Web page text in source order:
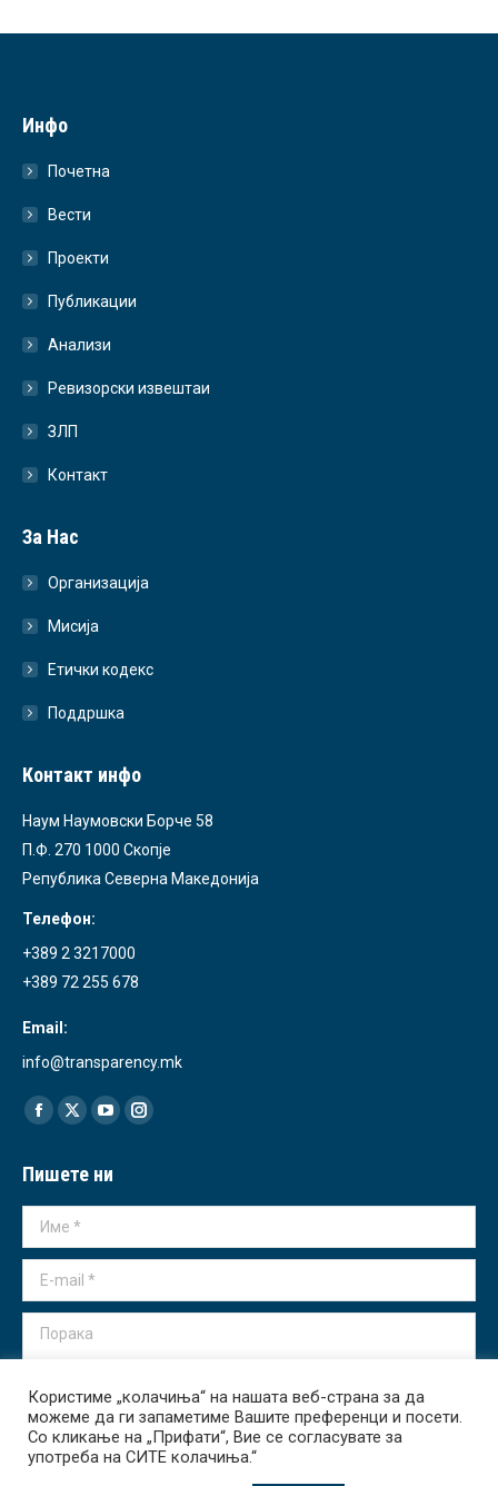
Инфо
Почетна
Вести
Проекти
Публикации
Анализи
Ревизорски извештаи
ЗЛП
Контакт
За Нас
Организација
Мисија
Етички кодекс
Поддршка
Контакт инфо
Наум Наумовски Борче 58
П.Ф. 270 1000 Скопје
Република Северна Македонија
Телефон:
+389 2 3217000
+389 72 255 678
Email:
info@transparency.mk
Find us on:
Facebook
opens
in
new
X
opens
in
YouTube
opens
in
Instagram
in
Пишете ни
Име *
E-mail *
Порака
Испрати
Користиме „колачиња“ на нашата веб-страна за да
можеме да ги запаметиме Вашите преференци и посети.
Со кликање на „Прифати“, Вие се согласувате за
употреба на СИТЕ колачиња.“